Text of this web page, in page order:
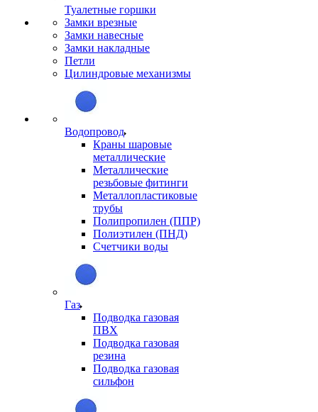
Туалетные горшки
Замки врезные
Замки навесные
Замки накладные
Петли
Цилиндровые механизмы
Водопровод
Краны шаровые
металлические
Металлические
резьбовые фитинги
Металлопластиковые
трубы
Полипропилен (ППР)
Полиэтилен (ПНД)
Счетчики воды
Газ
Подводка газовая
ПВХ
Подводка газовая
резина
Подводка газовая
сильфон